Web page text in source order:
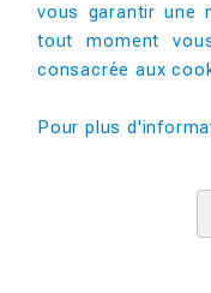
vous garantir une
tout moment
consacrée aux
Pour plus